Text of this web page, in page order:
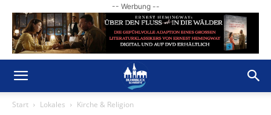
-- Werbung --
Start Lokales Kirche & Religion